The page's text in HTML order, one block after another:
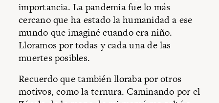
importancia. La pandemia fue lo más
cercano que ha estado la humanidad a ese
mundo que imaginé cuando era niño.
Lloramos por todas y cada una de las
muertes posibles.
Recuerdo que también lloraba por otros
motivos, como la ternura. Caminando por el